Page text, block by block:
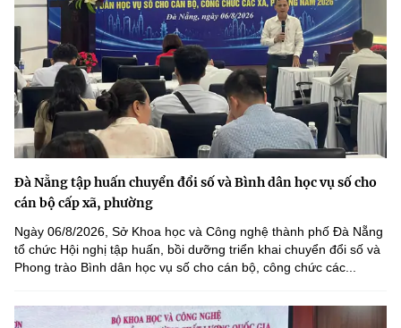
Đà Nẵng tập huấn chuyển đổi số và Bình dân học vụ số cho
cán bộ cấp xã, phường
Ngày 06/8/2026, Sở Khoa học và Công nghệ thành phố Đà Nẵng
tổ chức Hội nghị tập huấn, bồi dưỡng triển khai chuyển đổi số và
Phong trào Bình dân học vụ số cho cán bộ, công chức các...